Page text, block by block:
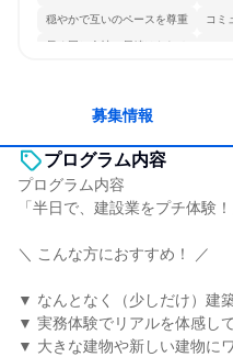
穏やかで互いのペースを尊重 コミ
長く同じ会社に居続けられる 一つ
募集情報
プログラム内容
プログラム内容
「半日で、建設業をプチ体験！
＼ こんな方におすすめ！ ／
▼ なんとなく（少しだけ）建
▼ 実務体験でリアルを体感し
▼ 大きな建物や新しい建物に